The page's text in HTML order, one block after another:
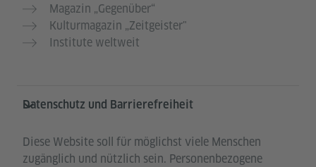
Magazin „Gegenüber“
Kulturmagazin „Zeitgeister"
Institute weltweit
Datenschutz und Barrierefreiheit
Diese Website soll für möglichst viele Menschen
zugänglich und nützlich sein. Personenbezogene